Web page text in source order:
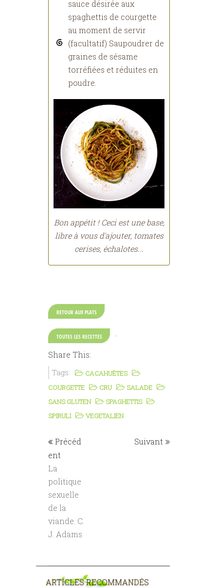
sauce désirée aux
spaghettis de courgette
au moment de servir
(facultatif) Saupoudrer de
graines de sésame
torréfiées et réduites en
poudre.
Bon appétit ! Ceci est une base,
libre à vous d'ajouter, tomates
cerises, échalotes...
RETOUR AUX PLATS
TOUTES LES RECETTES
-
Share This:
Tags:
CACAHUÈTES
COURGETTE
CRU
SALADE
SANS GLUTEN
SPAGHETTIS
SPIRULI
VEGETALIEN
Précéd
ent
La
politique
sexuelle
de la
viande. C.
J. Adams
Suivant
ARTICLES RECOMMANDÉS